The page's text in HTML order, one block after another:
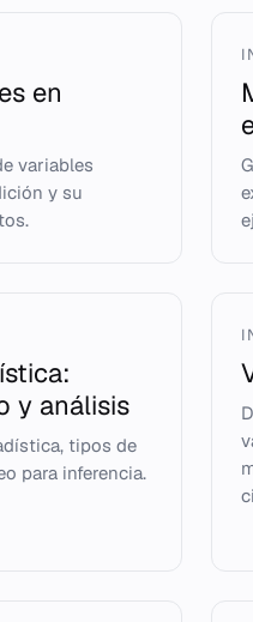
en
variables
y su
y análisis
tipos de
para inferencia.